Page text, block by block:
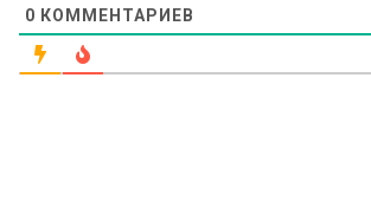
0 КОММЕНТАРИЕВ